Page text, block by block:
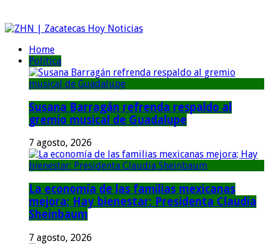
Home
Política
Susana Barragán refrenda respaldo al
gremio musical de Guadalupe
7 agosto, 2026
La economía de las familias mexicanas
mejora; Hay bienestar: Presidenta Claudia
Sheinbaum
7 agosto, 2026